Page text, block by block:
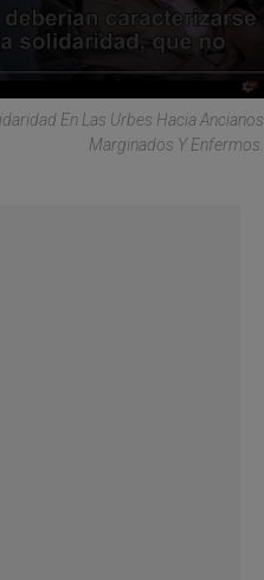
En Las Urbes Hacia Ancianos
Marginados Y Enfermos.